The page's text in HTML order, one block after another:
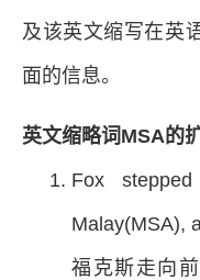
及该英文缩写在英
面的信息。
英文缩略词MSA的
Fox
Malay(MSA),
福克斯走向